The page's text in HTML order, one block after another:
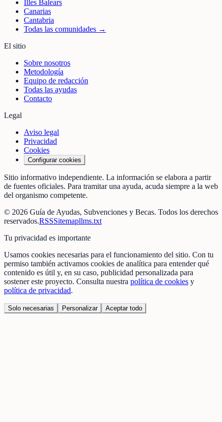
Illes Balears
Canarias
Cantabria
Todas las comunidades →
El sitio
Sobre nosotros
Metodología
Equipo de redacción
Todas las ayudas
Contacto
Legal
Aviso legal
Privacidad
Cookies
Configurar cookies
Sitio informativo independiente. La información se elabora a partir
de fuentes oficiales. Para tramitar una ayuda, acuda siempre a la web
del organismo competente.
© 2026 Guía de Ayudas, Subvenciones y Becas. Todos los derechos
reservados.RSSSitemapllms.txt
Tu privacidad es importante
Usamos cookies necesarias para el funcionamiento del sitio. Con tu
permiso también activamos cookies de analítica para entender qué
contenido es útil y, en su caso, publicidad personalizada para
sostener este proyecto. Consulta nuestra política de cookies y
política de privacidad.
Solo necesarias Personalizar Aceptar todo